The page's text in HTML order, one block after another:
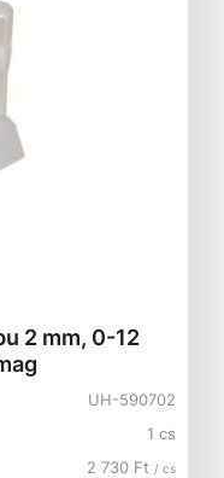
2 mm, 0-12
UH-590702
1 cs
2 730 Ft / cs